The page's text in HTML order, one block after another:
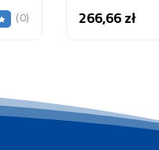
(0) 266,66 złCena